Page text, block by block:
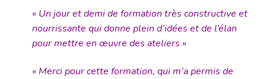
« Un jour et demi de formation très constructive et
nourrissante qui donne plein d’idées et de l’élan
pour mettre en œuvre des ateliers »
« Merci pour cette formation, qui m’a permis de